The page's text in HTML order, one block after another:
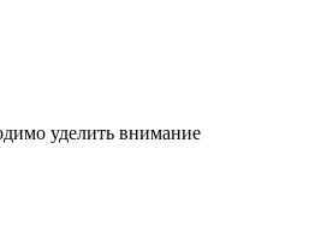
уделить внимание